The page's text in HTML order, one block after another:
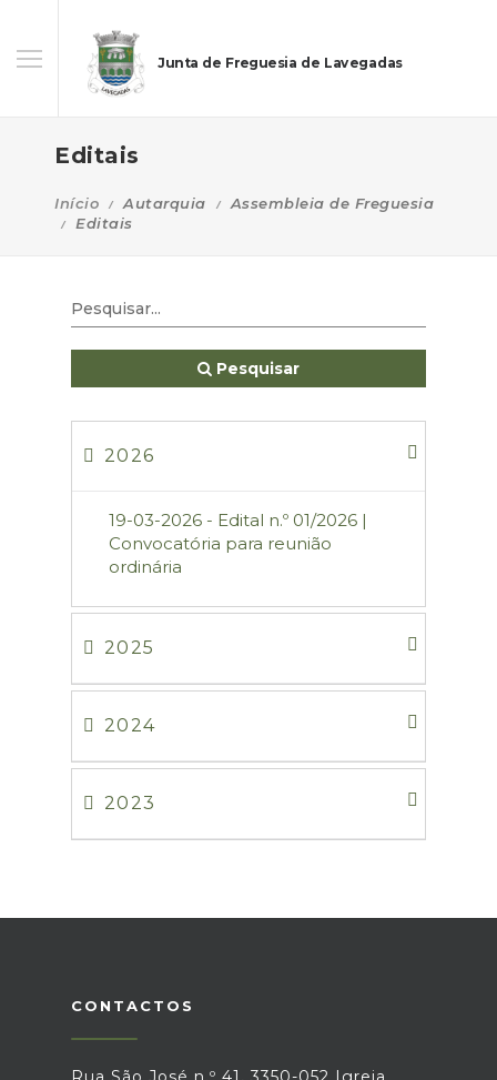
Junta de Freguesia de Lavegadas
Editais
Início Autarquia
Assembleia de Freguesia
Editais
Pesquisar
2026
19-03-2026 - Edital n.º 01/2026 |
Convocatória para reunião
ordinária
2025
2024
2023
CONTACTOS